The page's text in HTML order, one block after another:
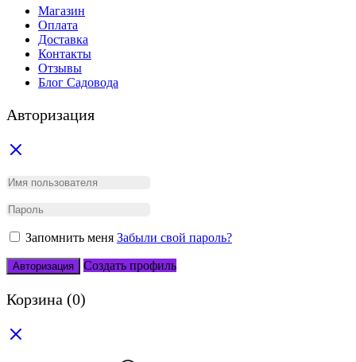
Магазин
Оплата
Доставка
Контакты
Отзывы
Блог Садовода
Авторизация
Запомнить меня Забыли свой пароль?
Авторизация Создать профиль
Корзина (0)